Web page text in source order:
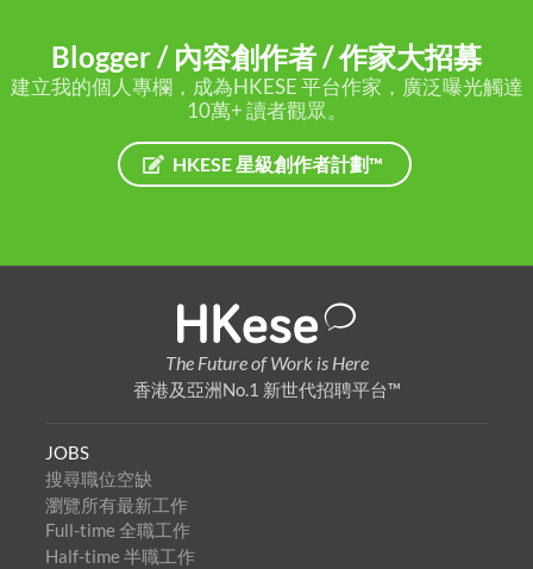
Blogger / 內容創作者 / 作家大招募
建立我的個人專欄，成為HKESE 平台作家，廣泛曝光觸達
10萬+ 讀者觀眾。
HKESE 星級創作者計劃™
The Future of Work is Here
香港及亞洲No.1 新世代招聘平台™
JOBS
搜尋職位空缺
瀏覽所有最新工作
Full-time 全職工作
Half-time 半職工作